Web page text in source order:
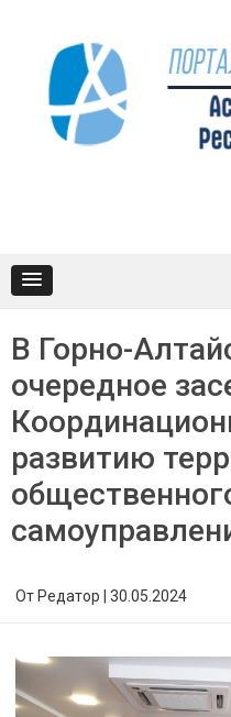
В Горно-
очередное
развитию
От Редатор 30.05.2024